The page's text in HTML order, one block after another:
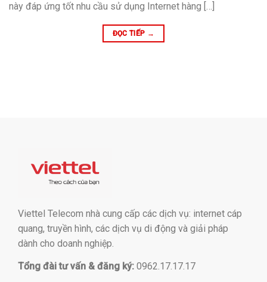
này đáp ứng tốt nhu cầu sử dụng Internet hàng […]
ĐỌC TIẾP →
Viettel Telecom nhà cung cấp các dịch vụ: internet cáp
quang, truyền hình, các dịch vụ di động và giải pháp
dành cho doanh nghiệp.
Tổng đài tư vấn & đăng ký: 0962.17.17.17